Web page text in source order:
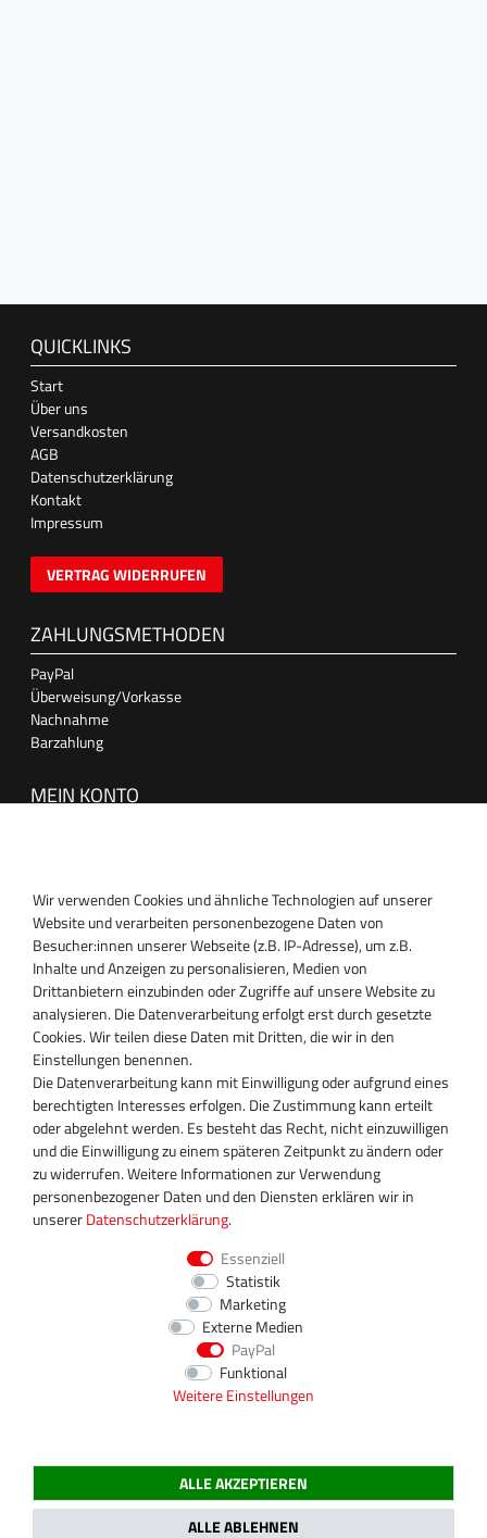
QUICKLINKS
Start
Über uns
Versandkosten
AGB
Datenschutzerklärung
Kontakt
Impressum
VERTRAG WIDERRUFEN
ZAHLUNGSMETHODEN
PayPal
Überweisung/Vorkasse
Nachnahme
Barzahlung
MEIN KONTO
SUPPORT
Inhaber:
Magnos Turbosystems GmbH
Miraustraße 27-29
D-13509 Berlin
+49 30 340 606 740
+49 30 340 606 740
+49 30 340 606 745
info@turboservice24.de
Aktuelle Öffnungszeiten
Mo-Fr: 08:00 Uhr - 18:00 Uhr
Sa: geschlossen
2020 Magnos Turbosystems GmbH | Alle Preise inklusive gesetzlicher MwSt.
Wir verwenden Cookies und ähnliche Technologien auf unserer
Website und verarbeiten personenbezogene Daten von
Besucher:innen unserer Webseite (z.B. IP-Adresse), um z.B.
Inhalte und Anzeigen zu personalisieren, Medien von
Drittanbietern einzubinden oder Zugriffe auf unsere Website zu
analysieren. Die Datenverarbeitung erfolgt erst durch gesetzte
Cookies. Wir teilen diese Daten mit Dritten, die wir in den
Einstellungen benennen.
Die Datenverarbeitung kann mit Einwilligung oder aufgrund eines
berechtigten Interesses erfolgen. Die Zustimmung kann erteilt
oder abgelehnt werden. Es besteht das Recht, nicht einzuwilligen
und die Einwilligung zu einem späteren Zeitpunkt zu ändern oder
zu widerrufen. Weitere Informationen zur Verwendung
personenbezogener Daten und den Diensten erklären wir in
unsererDaten­schutz­erklärung.
Essenziell
Statistik
Marketing
Externe Medien
PayPal
Funktional
Weitere Einstellungen
ALLE AKZEPTIEREN
ALLE ABLEHNEN